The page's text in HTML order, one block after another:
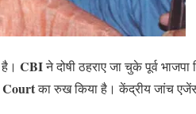
CBIने दोषी ठहराए जा चुके पूर्व भाजपा
Courtका रुख किया है। केंद्रीय जांच